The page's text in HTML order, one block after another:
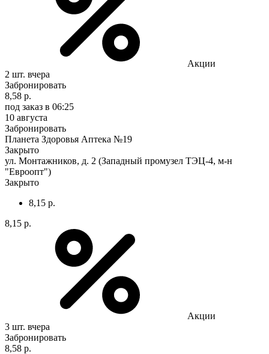
Акции
2 шт. вчера
Забронировать
8,58 р.
под заказ в 06:25
10 августа
Забронировать
Планета Здоровья Аптека №19
Закрыто
ул. Монтажников, д. 2 (Западный промузел ТЭЦ-4, м-н
"Евроопт")
Закрыто
8,15 р.
8,15 р.
Акции
3 шт. вчера
Забронировать
8,58 р.